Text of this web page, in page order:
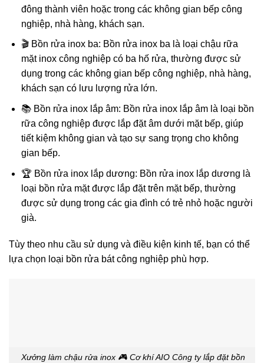
đông thành viên hoặc trong các không gian bếp công
nghiệp, nhà hàng, khách sạn.
🎬 Bồn rửa inox ba: Bồn rửa inox ba là loại chậu rữa
mặt inox công nghiệp có ba hố rửa, thường được sử
dụng trong các không gian bếp công nghiệp, nhà hàng,
khách sạn có lưu lượng rửa lớn.
📚 Bồn rửa inox lắp âm: Bồn rửa inox lắp âm là loại bồn
rữa công nghiệp được lắp đặt âm dưới mặt bếp, giúp
tiết kiệm không gian và tạo sự sang trọng cho không
gian bếp.
🏆 Bồn rửa inox lắp dương: Bồn rửa inox lắp dương là
loại bồn rửa mặt được lắp đặt trên mặt bếp, thường
được sử dụng trong các gia đình có trẻ nhỏ hoặc người
già.
Tùy theo nhu cầu sử dụng và điều kiện kinh tế, bạn có thể
lựa chọn loại bồn rửa bát công nghiệp phù hợp.
Xưởng làm chậu rửa inox 🎮 Cơ khí AIO Công ty lắp đặt bồn